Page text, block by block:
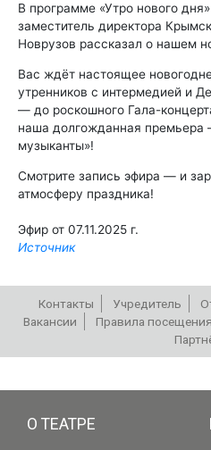
В программе «Утро нового
заместитель директора
Новрузов рассказал о нашем
Вас ждёт настоящее
утренников с интермедией и
— до роскошного Гала-
наша долгожданная
музыканты»!
Смотрите запись эфира — и
атмосферу праздника!
Эфир от 07.11.2025 г.
Источник
Контакты Учредитель
Вакансии
Правила посещения
О ТЕАТРЕ